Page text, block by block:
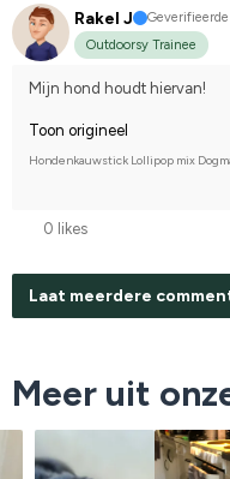
Rakel J
Outdoorsy Trainee
Mijn hond houdt hiervan!
Toon origineel
Hondenkauwstick Lollipop mix
0 likes
Laat meerdere
Meer uit